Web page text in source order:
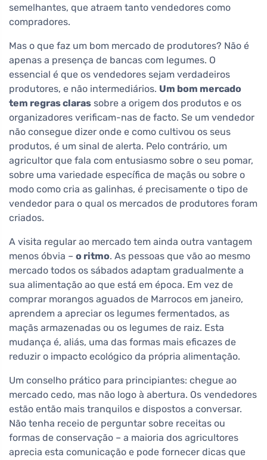
semelhantes, que atraem tanto vendedores como
compradores.
Mas o que faz um bom mercado de produtores? Não é
apenas a presença de bancas com legumes. O
essencial é que os vendedores sejam verdadeiros
produtores, e não intermediários. Um bom mercado
tem regras claras sobre a origem dos produtos e os
organizadores verificam-nas de facto. Se um vendedor
não consegue dizer onde e como cultivou os seus
produtos, é um sinal de alerta. Pelo contrário, um
agricultor que fala com entusiasmo sobre o seu pomar,
sobre uma variedade específica de maçãs ou sobre o
modo como cria as galinhas, é precisamente o tipo de
vendedor para o qual os mercados de produtores foram
criados.
A visita regular ao mercado tem ainda outra vantagem
menos óbvia – o ritmo. As pessoas que vão ao mesmo
mercado todos os sábados adaptam gradualmente a
sua alimentação ao que está em época. Em vez de
comprar morangos aguados de Marrocos em janeiro,
aprendem a apreciar os legumes fermentados, as
maçãs armazenadas ou os legumes de raiz. Esta
mudança é, aliás, uma das formas mais eficazes de
reduzir o impacto ecológico da própria alimentação.
Um conselho prático para principiantes: chegue ao
mercado cedo, mas não logo à abertura. Os vendedores
estão então mais tranquilos e dispostos a conversar.
Não tenha receio de perguntar sobre receitas ou
formas de conservação – a maioria dos agricultores
aprecia esta comunicação e pode fornecer dicas que